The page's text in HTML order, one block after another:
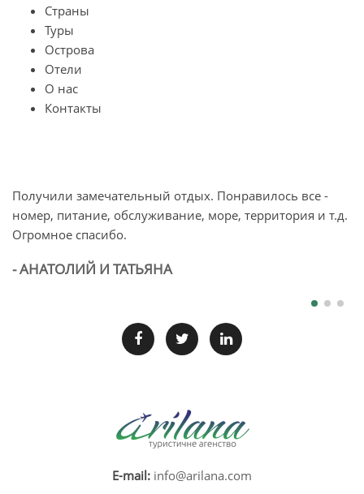
Страны
Туры
Острова
Отели
О нас
Контакты
Получили замечательный отдых. Понравилось все -
номер, питание, обслуживание, море, территория и т.д.
Огромное спасибо.
- АНАТОЛИЙ И ТАТЬЯНА
E-mail: info@arilana.com